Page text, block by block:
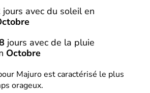
jours avec du soleil en
jours avec de la pluie
Octobre
Majuro est caractérisé le plus
orageux.